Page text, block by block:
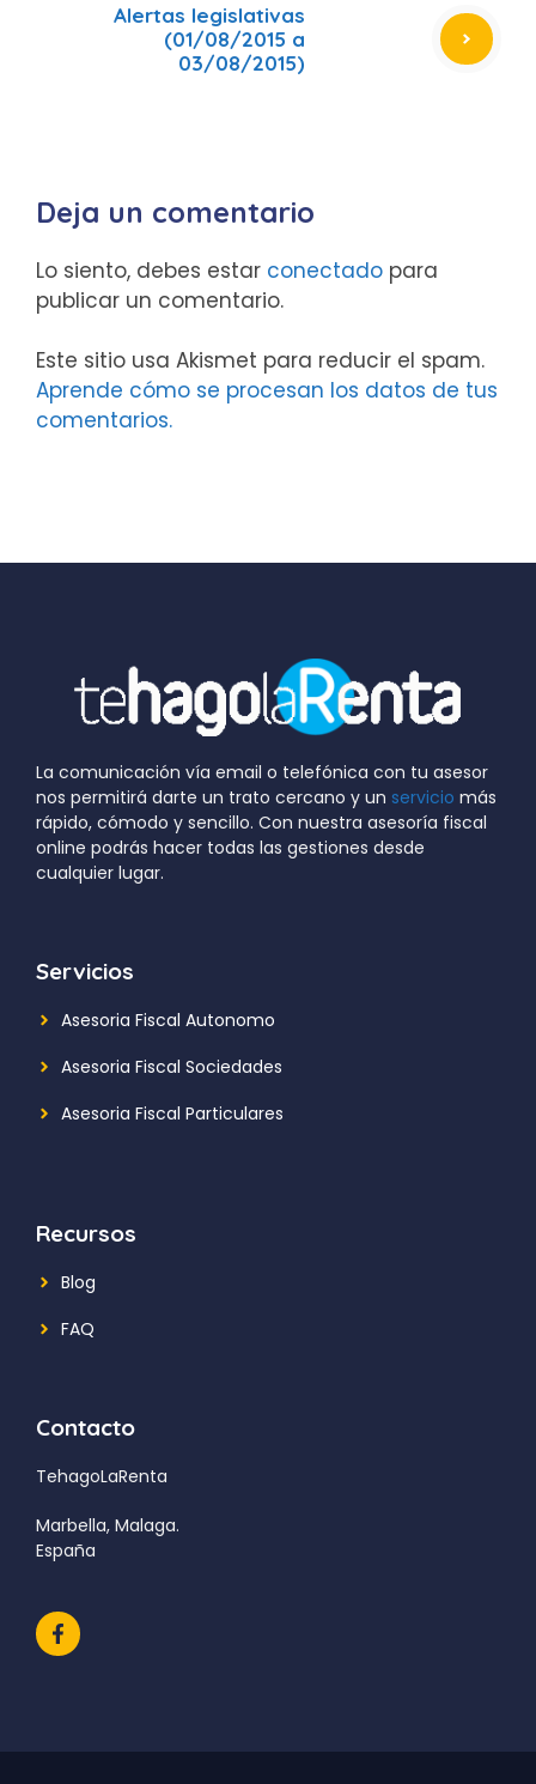
Alertas legislativas
(01/08/2015 a
03/08/2015)
Deja un comentario
Lo siento, debes estar conectado para
publicar un comentario.
Este sitio usa Akismet para reducir el spam.
Aprende cómo se procesan los datos de tus
comentarios.
La comunicación vía email o telefónica con tu asesor
nos permitirá darte un trato cercano y un servicio más
rápido, cómodo y sencillo. Con nuestra asesoría fiscal
online podrás hacer todas las gestiones desde
cualquier lugar.
Servicios
Asesoria Fiscal Autonomo
Asesoria Fiscal Sociedades
Asesoria Fiscal Particulares
Recursos
Blog
FAQ
Contacto
TehagoLaRenta
Marbella, Malaga.
España